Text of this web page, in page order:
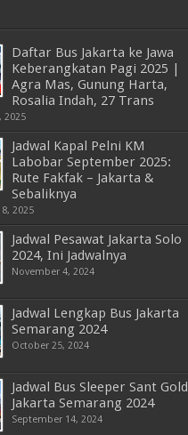
Daftar Bus Jakarta ke Jawa
Keberangkatan Pagi 2025 |
Agra Mas, Gunung Harta,
Rosalia Indah, 27 Trans
2025
Jadwal Kapal Pelni KM
Labobar September 2025:
Rute Fakfak – Jakarta &
Sebaliknya
2025
Jadwal Pesawat Jakarta Solo
2024, Ini Jadwalnya
November 4, 2024
Jadwal Lengkap Bus Jakarta
Semarang 2024
October 25, 2024
Jadwal Bus Sleeper Sant Gold
Jakarta Semarang 2024
September 14, 2024